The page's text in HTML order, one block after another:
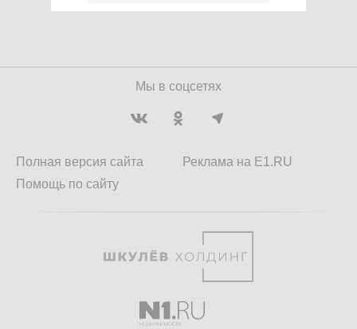
Мы в соцсетях
Полная версия сайта
Помощь по сайту
Реклама на E1.RU